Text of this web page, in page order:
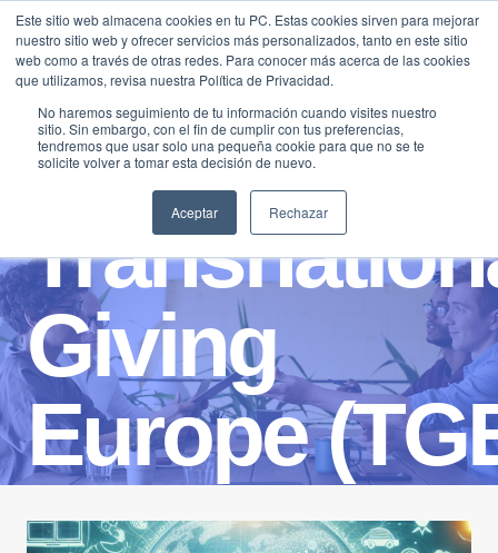
Este sitio web almacena cookies en tu PC. Estas cookies sirven para mejorar
nuestro sitio web y ofrecer servicios más personalizados, tanto en este sitio
web como a través de otras redes. Para conocer más acerca de las cookies
que utilizamos, revisa nuestra Política de Privacidad.
No haremos seguimiento de tu información cuando visites nuestro
sitio. Sin embargo, con el fin de cumplir con tus preferencias,
tendremos que usar solo una pequeña cookie para que no se te
solicite volver a tomar esta decisión de nuevo.
Aceptar Rechazar
Saltar
contenido
Giving
Europe
Traducir »